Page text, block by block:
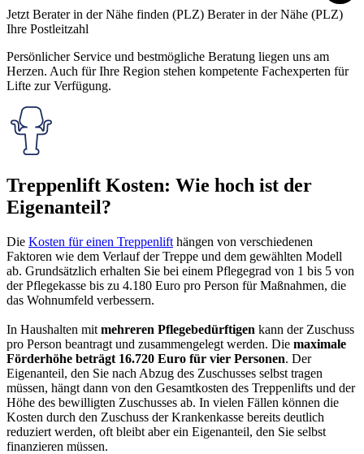
Jetzt Berater in der Nähe finden (PLZ) Berater in der Nähe (PLZ)
Ihre Postleitzahl
Persönlicher Service und bestmögliche Beratung liegen uns am
Herzen. Auch für Ihre Region stehen kompetente Fachexperten für
Lifte zur Verfügung.
Treppenlift Kosten: Wie hoch ist der
Eigenanteil?
Die Kosten für einen Treppenlift hängen von verschiedenen
Faktoren wie dem Verlauf der Treppe und dem gewählten Modell
ab. Grundsätzlich erhalten Sie bei einem Pflegegrad von 1 bis 5 von
der Pflegekasse bis zu 4.180 Euro pro Person für Maßnahmen, die
das Wohnumfeld verbessern.
In Haushalten mit mehreren Pflegebedürftigen kann der Zuschuss
pro Person beantragt und zusammengelegt werden. Die maximale
Förderhöhe beträgt 16.720 Euro für vier Personen. Der
Eigenanteil, den Sie nach Abzug des Zuschusses selbst tragen
müssen, hängt dann von den Gesamtkosten des Treppenlifts und der
Höhe des bewilligten Zuschusses ab. In vielen Fällen können die
Kosten durch den Zuschuss der Krankenkasse bereits deutlich
reduziert werden, oft bleibt aber ein Eigenanteil, den Sie selbst
finanzieren müssen.